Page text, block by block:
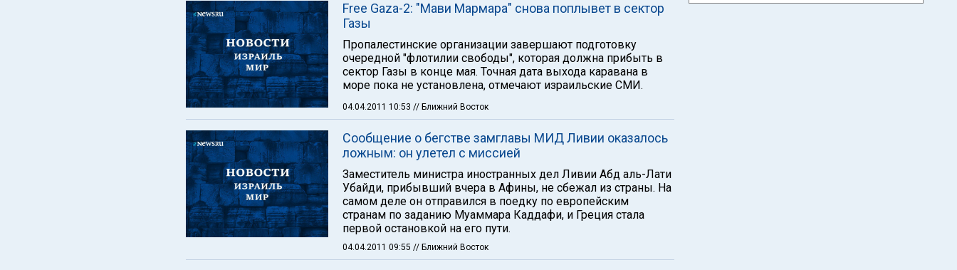
Free Gaza-2: "Мави Мармара" снова поплывет в сектор
Газы
Пропалестинские организации завершают подготовку
очередной "флотилии свободы", которая должна прибыть в
сектор Газы в конце мая. Точная дата выхода каравана в
море пока не установлена, отмечают израильские СМИ.
04.04.2011 10:53 // Ближний Восток
Сообщение о бегстве замглавы МИД Ливии оказалось
ложным: он улетел с миссией
Заместитель министра иностранных дел Ливии Абд аль-Лати
Убайди, прибывший вчера в Афины, не сбежал из страны. На
самом деле он отправился в поедку по европейским
странам по заданию Муаммара Каддафи, и Греция стала
первой остановкой на его пути.
04.04.2011 09:55 // Ближний Восток